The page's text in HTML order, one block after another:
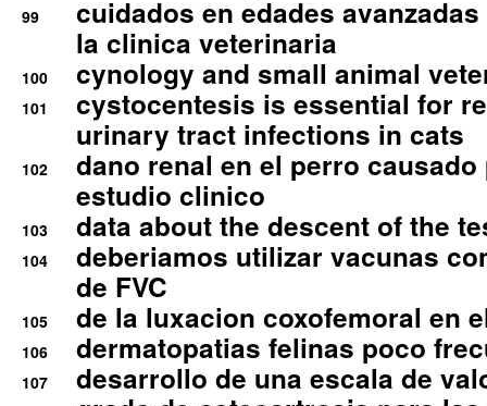
99
cuidados en edades
la clinica veterinaria
100 cynology and small animal
101
cystocentesis is essential for
urinary tract infections in cats
102
dano renal en el perro
estudio clinico
103 data about the descent of the
104
deberiamos utilizar vacunas
de FVC
105 de la luxacion coxofemoral en
106 dermatopatias felinas poco
107
desarrollo de una escala de